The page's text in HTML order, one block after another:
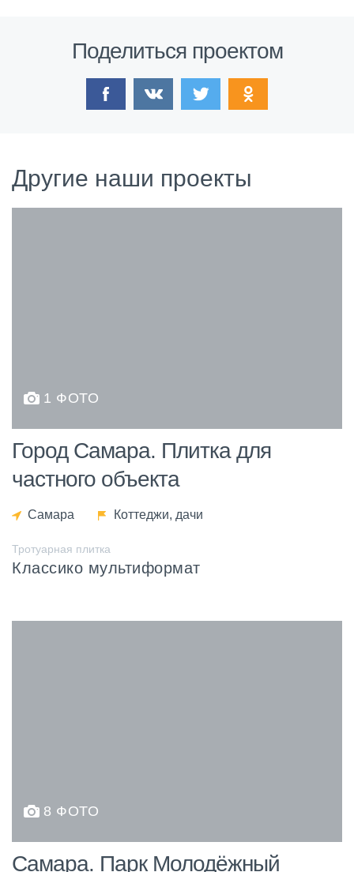
Поделиться проектом
Другие наши проекты
1 ФОТО
Город Самара. Плитка для
частного объекта
Самара Коттеджи, дачи
Тротуарная плитка
Классико мультиформат
8 ФОТО
Самара. Парк Молодёжный